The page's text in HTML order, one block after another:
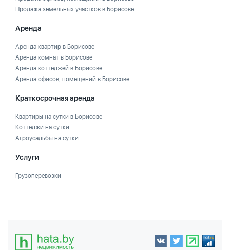
Продажа земельных участков в Борисове
Аренда
Аренда квартир в Борисове
Аренда комнат в Борисове
Аренда коттеджей в Борисове
Аренда офисов, помещений в Борисове
Краткосрочная аренда
Квартиры на сутки в Борисове
Коттеджи на сутки
Агроусадьбы на сутки
Услуги
Грузоперевозки